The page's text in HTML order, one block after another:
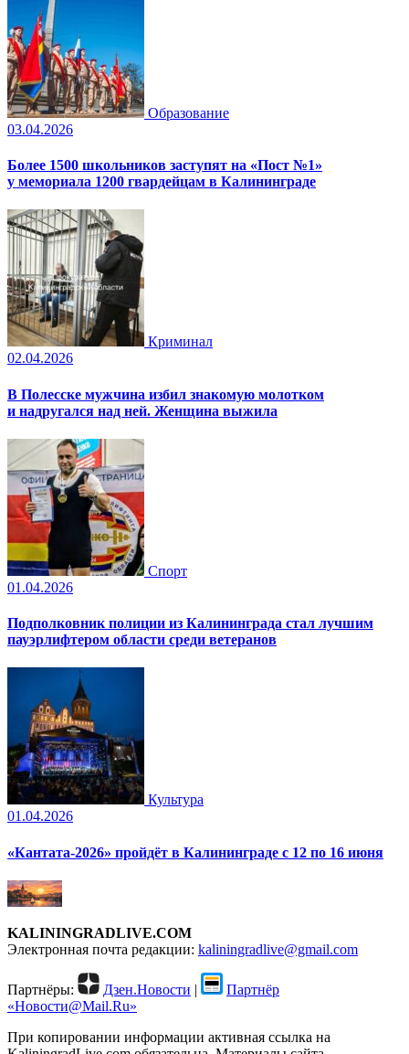
Образование
03.04.2026
Более 1500 школьников заступят на «Пост №1»
у мемориала 1200 гвардейцам в Калининграде
Криминал
02.04.2026
В Полесске мужчина избил знакомую молотком
и надругался над ней. Женщина выжила
Спорт
01.04.2026
Подполковник полиции из Калининграда стал лучшим
пауэрлифтером области среди ветеранов
Культура
01.04.2026
«Кантата-2026» пройдёт в Калининграде с 12 по 16 июня
KALININGRADLIVE.COM
Электронная почта редакции: kaliningradlive@gmail.com
Партнёры: Дзен.Новости |
Партнёр
«Новости@Mail.Ru»
При копировании информации активная ссылка на